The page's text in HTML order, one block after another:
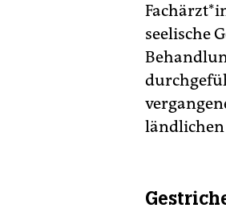
seelische
ländlichen